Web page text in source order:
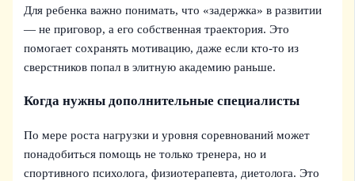
Для ребенка важно понимать, что «задержка» в развитии
— не приговор, а его собственная траектория. Это
помогает сохранять мотивацию, даже если кто-то из
сверстников попал в элитную академию раньше.
Когда нужны дополнительные специалисты
По мере роста нагрузки и уровня соревнований может
понадобиться помощь не только тренера, но и
спортивного психолога, физиотерапевта, диетолога. Это